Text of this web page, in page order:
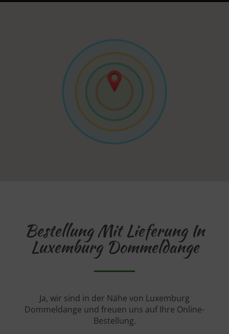
Bestellung Mit Lieferung In
Luxemburg Dommeldange
Ja, wir sind in der Nähe von Luxemburg
Dommeldange und freuen uns auf Ihre Online-
Bestellung.